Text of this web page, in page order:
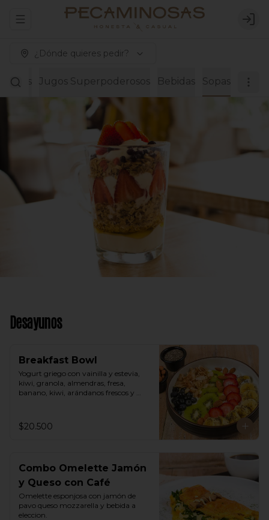
Abrir menu de navegación
¿Dónde quieres pedir?
Jugos Superpoderosos Bebidas Sopas
Desayunos
Breakfast Bowl
Yogurt griego con vainilla y estevia,
kiwi, granola, almendras, fresa,
banano, kiwi, arándanos frescos y
$20.500
Combo Omelette Jamón
y Queso con Café
Omelette esponjosa con jamón de
pavo queso mozzarella y bebida a
eleccion.